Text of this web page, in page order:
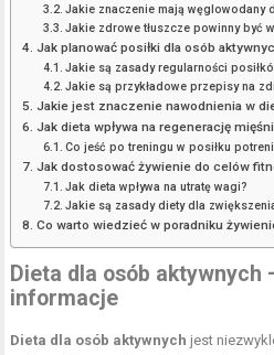
Jakie znaczenie mają węglowodany
Jakie zdrowe tłuszcze powinny być
Jak planować posiłki dla osób
Jakie są zasady regularności
Jakie są przykładowe przepisy na
Jakie jest znaczenie nawodnienia w
Jak dieta wpływa na regenerację
Co jeść po treningu w posiłku
Jak dostosować żywienie do celów
Jak dieta wpływa na utratę wagi?
Jakie są zasady diety dla
Co warto wiedzieć w poradniku
Dieta dla osób aktywnych
informacje
Dieta dla osób aktywnych jest